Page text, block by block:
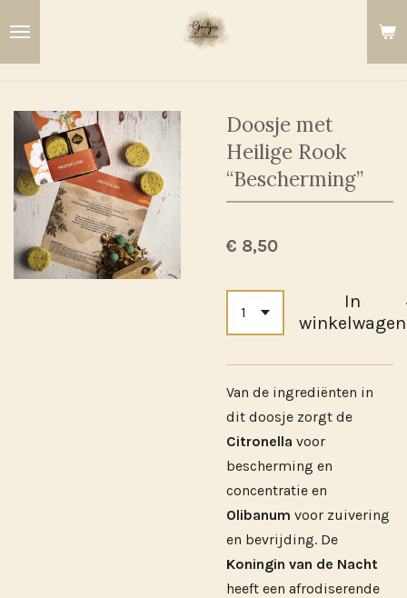
hoofdinhoud
Doosje met
Heilige Rook
“Bescherming”
€ 8,50
In
winkelwagen
Van de ingrediënten in
dit doosje zorgt de
Citronella voor
bescherming en
concentratie en
Olibanum voor zuivering
en bevrijding. De
Koningin van de Nacht
heeft een afrodiserende